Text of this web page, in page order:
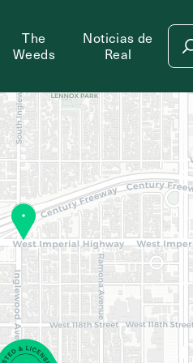
The
Weeds
Noticias de
Real